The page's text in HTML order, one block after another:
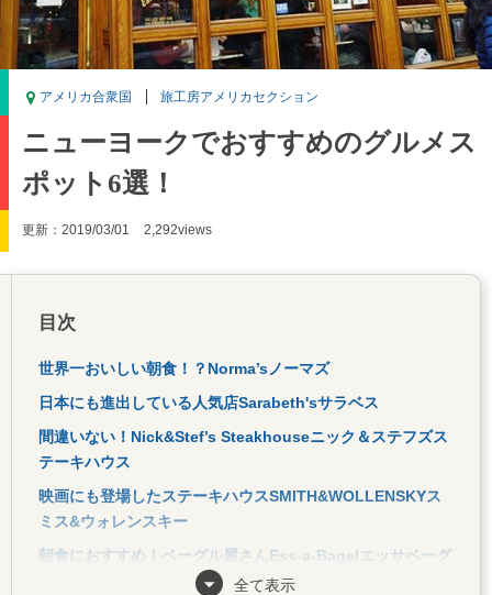
アメリカ合衆国 旅工房アメリカセクション
ニューヨークでおすすめのグルメス
ポット6選！
更新：2019/03/01 2,292views
目次
世界一おいしい朝食！？Norma’sノーマズ
日本にも進出している人気店Sarabeth'sサラベス
間違いない！Nick&Stef’s Steakhouseニック＆ステフズス
テーキハウス
映画にも登場したステーキハウスSMITH&WOLLENSKYス
ミス&ウォレンスキー
朝食におすすめ！ベーグル屋さんEss-a-Bagelエッサベーグ
全て表示